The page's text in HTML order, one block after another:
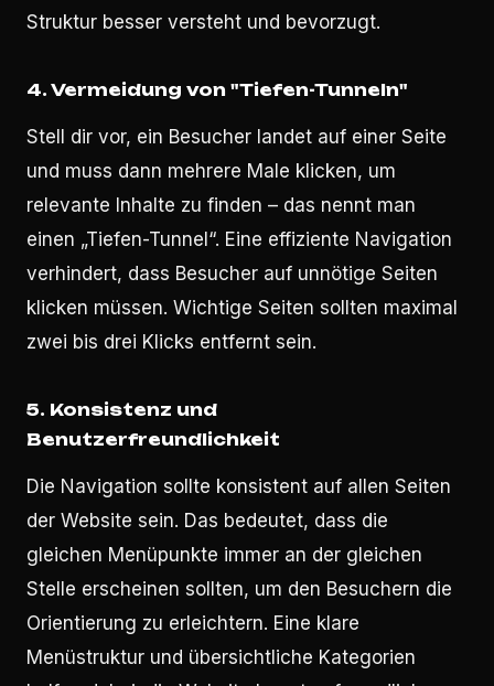
Struktur besser versteht und bevorzugt.
4. Vermeidung von "Tiefen-Tunneln"
Stell dir vor, ein Besucher landet auf einer Seite
und muss dann mehrere Male klicken, um
relevante Inhalte zu finden – das nennt man
einen „Tiefen-Tunnel“. Eine effiziente Navigation
verhindert, dass Besucher auf unnötige Seiten
klicken müssen. Wichtige Seiten sollten maximal
zwei bis drei Klicks entfernt sein.
5. Konsistenz und
Benutzerfreundlichkeit
Die Navigation sollte konsistent auf allen Seiten
der Website sein. Das bedeutet, dass die
gleichen Menüpunkte immer an der gleichen
Stelle erscheinen sollten, um den Besuchern die
Orientierung zu erleichtern. Eine klare
Menüstruktur und übersichtliche Kategorien